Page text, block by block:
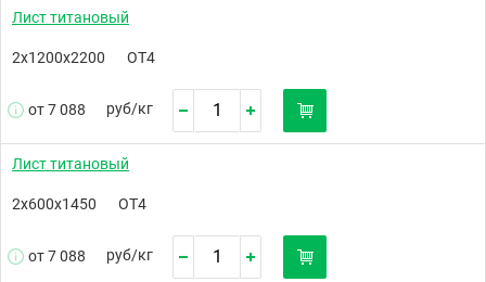
Лист титановый
2х1200х2200 ОТ4
от 7 088 руб/кг
Лист титановый
2х600х1450 ОТ4
от 7 088 руб/кг